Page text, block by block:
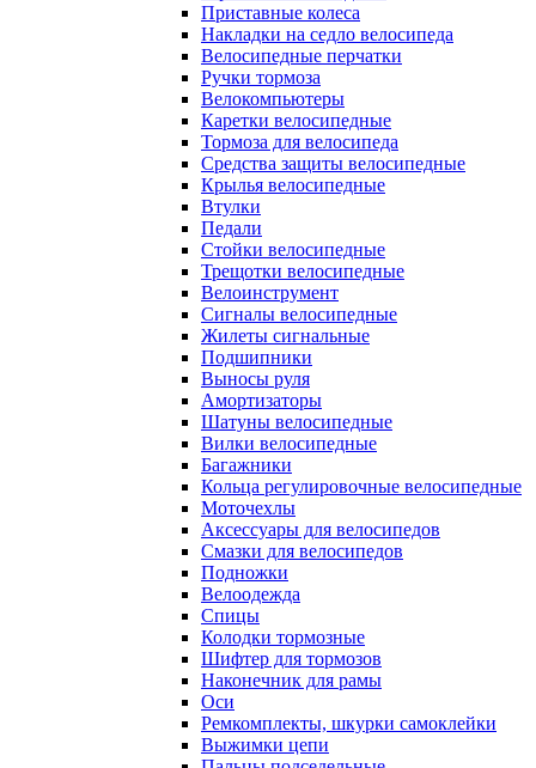
Приставные колеса
Накладки на седло велосипеда
Велосипедные перчатки
Ручки тормоза
Велокомпьютеры
Каретки велосипедные
Тормоза для велосипеда
Средства защиты велосипедные
Крылья велосипедные
Втулки
Педали
Стойки велосипедные
Трещотки велосипедные
Велоинструмент
Сигналы велосипедные
Жилеты сигнальные
Подшипники
Выносы руля
Амортизаторы
Шатуны велосипедные
Вилки велосипедные
Багажники
Кольца регулировочные велосипедные
Моточехлы
Аксессуары для велосипедов
Смазки для велосипедов
Подножки
Велоодежда
Спицы
Колодки тормозные
Шифтер для тормозов
Наконечник для рамы
Оси
Ремкомплекты, шкурки самоклейки
Выжимки цепи